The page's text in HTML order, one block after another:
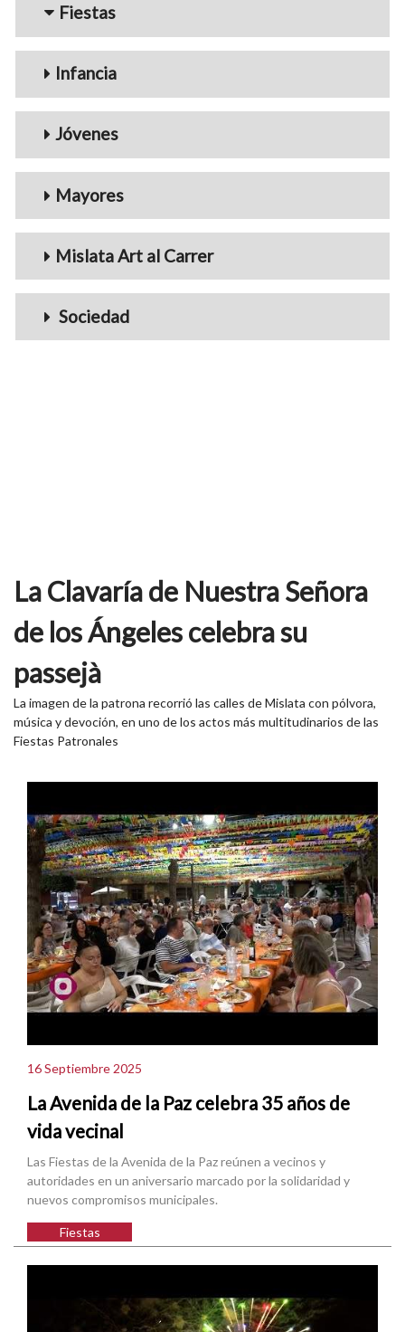
Fiestas
Infancia
Jóvenes
Mayores
Mislata Art al Carrer
Sociedad
La Clavaría de Nuestra Señora
de los Ángeles celebra su
passejà
La imagen de la patrona recorrió las calles de Mislata con pólvora,
música y devoción, en uno de los actos más multitudinarios de las
Fiestas Patronales
16 Septiembre 2025
La Avenida de la Paz celebra 35 años de
vida vecinal
Las Fiestas de la Avenida de la Paz reúnen a vecinos y
autoridades en un aniversario marcado por la solidaridad y
nuevos compromisos municipales.
Fiestas